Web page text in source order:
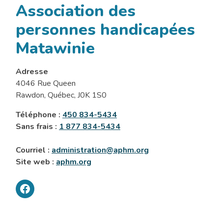
Association des
personnes handicapées
Matawinie
Adresse
4046 Rue Queen
Rawdon, Québec, J0K 1S0
Téléphone : 450 834-5434
Sans frais : 1 877 834-5434
Courriel : administration@aphm.org
Site web : aphm.org